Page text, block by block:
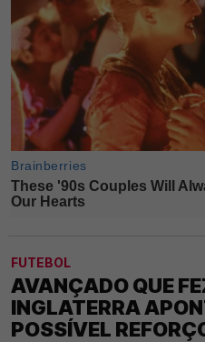
FUTEBOL
AVANÇADO QUE
INGLATERRA
POSSÍVEL